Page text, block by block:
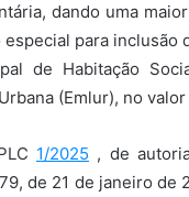
dando uma
para inclusão
de Habitação
(Emlur), no
1/2025 , de
de 21 de janeiro de